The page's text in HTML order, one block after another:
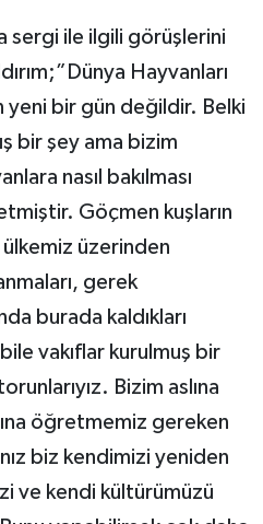
sergi ile ilgili görüşlerini
Hayvanları
yeni bir gün değildir. Belki
bir şey ama bizim
nasıl bakılması
Göçmen kuşların
üzerinden
gerek
burada kaldıkları
vakıflar kurulmuş bir
Bizim aslına
öğretmemiz gereken
biz kendimizi yeniden
ve kendi kültürümüzü